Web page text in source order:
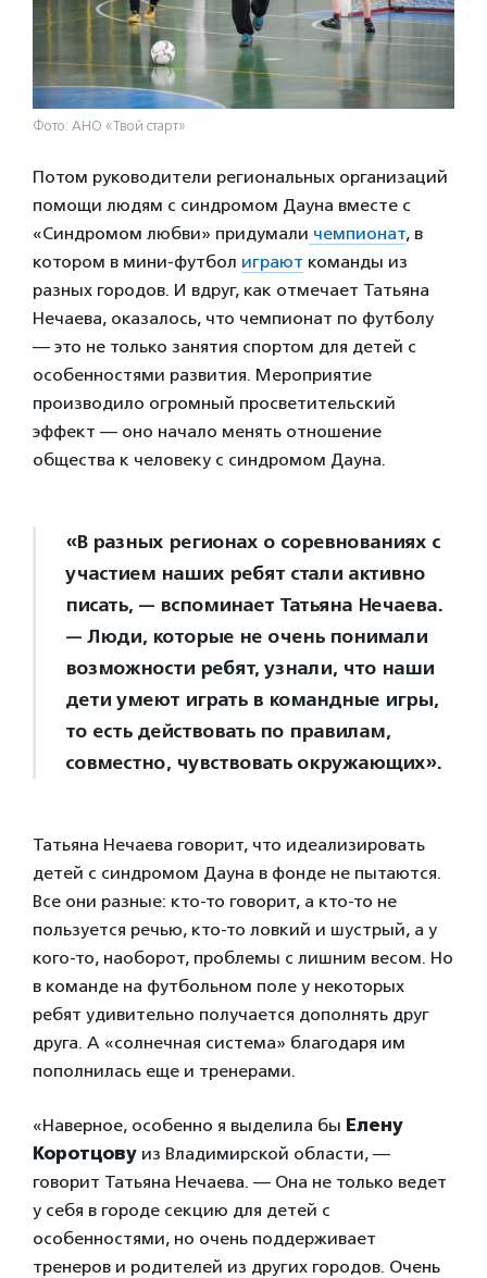
Фото: АНО «Твой старт»
Потом руководители региональных организаций
помощи людям с синдромом Дауна вместе с
«Синдромом любви» придумали чемпионат, в
котором в мини-футбол играют команды из
разных городов. И вдруг, как отмечает Татьяна
Нечаева, оказалось, что чемпионат по футболу
— это не только занятия спортом для детей с
особенностями развития. Мероприятие
производило огромный просветительский
эффект — оно начало менять отношение
общества к человеку с синдромом Дауна.
«В разных регионах о соревнованиях с
участием наших ребят стали активно
писать, — вспоминает Татьяна Нечаева.
— Люди, которые не очень понимали
возможности ребят, узнали, что наши
дети умеют играть в командные игры,
то есть действовать по правилам,
совместно, чувствовать окружающих».
Татьяна Нечаева говорит, что идеализировать
детей с синдромом Дауна в фонде не пытаются.
Все они разные: кто-то говорит, а кто-то не
пользуется речью, кто-то ловкий и шустрый, а у
кого-то, наоборот, проблемы с лишним весом. Но
в команде на футбольном поле у некоторых
ребят удивительно получается дополнять друг
друга. А «солнечная система» благодаря им
пополнилась еще и тренерами.
«Наверное, особенно я выделила бы Елену
Коротцову из Владимирской области, —
говорит Татьяна Нечаева. — Она не только ведет
у себя в городе секцию для детей с
особенностями, но очень поддерживает
тренеров и родителей из других городов. Очень